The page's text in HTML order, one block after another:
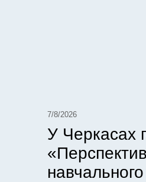
7/8/2026
У Черкасах